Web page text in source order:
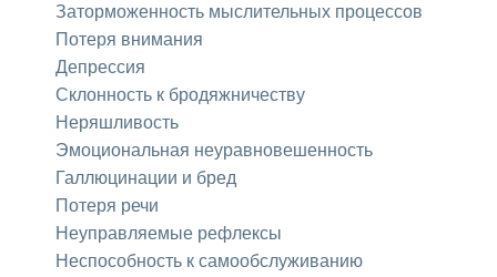
Заторможенность мыслительных процессов
Потеря внимания
Депрессия
Склонность к бродяжничеству
Неряшливость
Эмоциональная неуравновешенность
Галлюцинации и бред
Потеря речи
Неуправляемые рефлексы
Неспособность к самообслуживанию